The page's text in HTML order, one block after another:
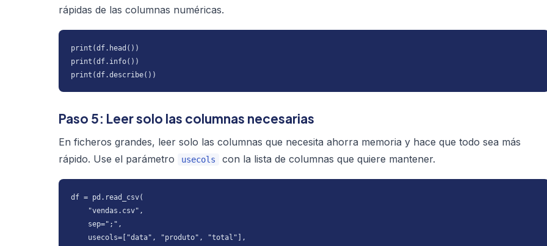
rápidas de las columnas numéricas.
print(df.head())
print(df.info())
print(df.describe())
Paso 5: Leer solo las columnas necesarias
En ficheros grandes, leer solo las columnas que necesita ahorra memoria y hace que todo sea más
rápido. Use el parámetro
usecols con la lista de columnas que quiere mantener.
df = pd.read_csv(
    "vendas.csv",
    sep=";",
    usecols=["data", "produto", "total"],